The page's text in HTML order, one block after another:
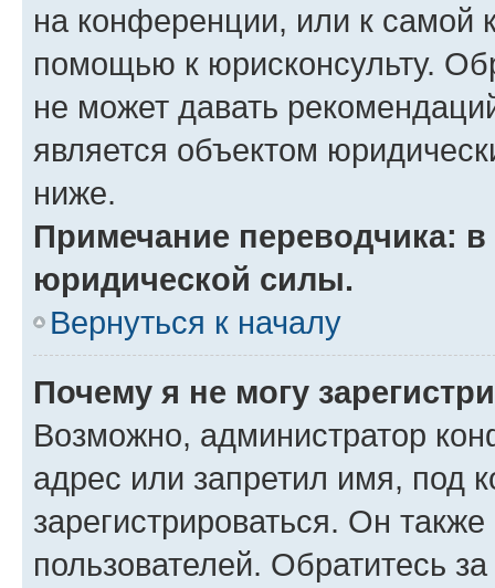
на конференции, или к самой
помощью к юрисконсульту.
не может давать
является объектом
ниже.
Примечание переводчика:
юридической силы.
Вернуться к началу
Почему я не могу
Возможно, администратор
адрес или запретил имя, под
зарегистрироваться. Он
пользователей. Обратитесь